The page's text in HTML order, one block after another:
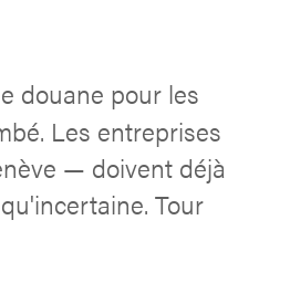
douane pour les
Les entreprises
— doivent déjà
Tour